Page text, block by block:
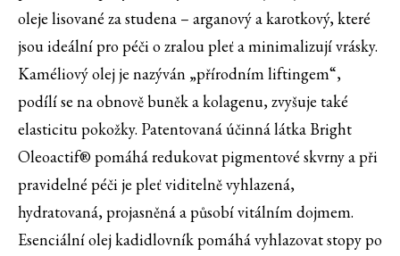
oleje lisované za studena – arganový a karotkový, které
jsou ideální pro péči o zralou pleť a minimalizují vrásky.
Kaméliový olej je nazýván „přírodním liftingem“,
podílí se na obnově buněk a kolagenu, zvyšuje také
elasticitu pokožky. Patentovaná účinná látka Bright
Oleoactif® pomáhá redukovat pigmentové skvrny a při
pravidelné péči je pleť viditelně vyhlazená,
hydratovaná, projasněná a působí vitálním dojmem.
Esenciální olej kadidlovník pomáhá vyhlazovat stopy po